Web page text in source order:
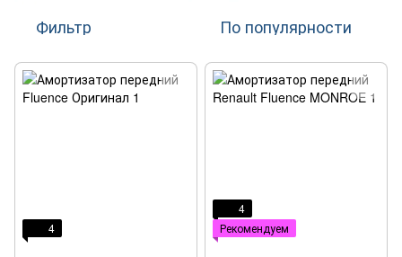
Фильтр По популярности
4
4
Рекомендуем